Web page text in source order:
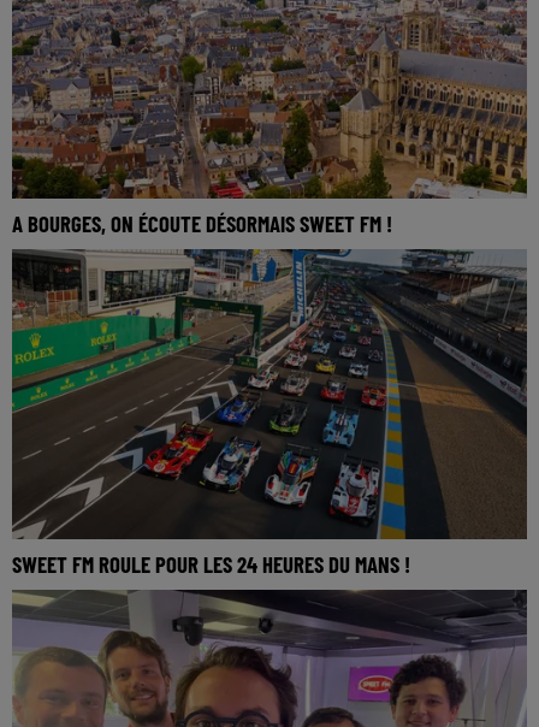
A BOURGES, ON ÉCOUTE DÉSORMAIS SWEET FM !
SWEET FM ROULE POUR LES 24 HEURES DU MANS !